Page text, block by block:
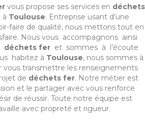
vous propose ses services en déchets
à Toulouse. Entreprise usant d’une
faire de qualité, nous mettons tout en
Nous vous accompagnons ainsi
déchets feret sommes à l’écoute
habitez à Toulouse, nous sommes à
vous transmettre les renseignements
de déchets fer. Notre métier est
et le partager avec vous renforce
de réussir. Toute notre équipe est
avec propreté et rigueur.